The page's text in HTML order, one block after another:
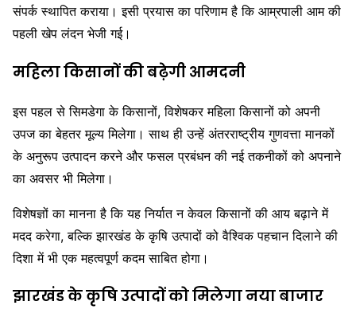
संपर्क स्थापित कराया। इसी प्रयास का परिणाम है कि आम्रपाली आम की
पहली खेप लंदन भेजी गई।
महिला किसानों की बढ़ेगी आमदनी
इस पहल से सिमडेगा के किसानों, विशेषकर महिला किसानों को अपनी
उपज का बेहतर मूल्य मिलेगा। साथ ही उन्हें अंतरराष्ट्रीय गुणवत्ता मानकों
के अनुरूप उत्पादन करने और फसल प्रबंधन की नई तकनीकों को अपनाने
का अवसर भी मिलेगा।
विशेषज्ञों का मानना है कि यह निर्यात न केवल किसानों की आय बढ़ाने में
मदद करेगा, बल्कि झारखंड के कृषि उत्पादों को वैश्विक पहचान दिलाने की
दिशा में भी एक महत्वपूर्ण कदम साबित होगा।
झारखंड के कृषि उत्पादों को मिलेगा नया बाजार